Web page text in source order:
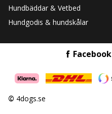
Hundbäddar & Vetbed
Hundgodis & hundskålar
Facebook
© 4dogs.se